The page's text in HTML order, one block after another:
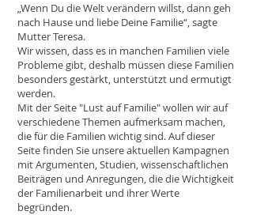
„Wenn Du die Welt verändern willst, dann geh
nach Hause und liebe Deine Familie“, sagte
Mutter Teresa.
Wir wissen, dass es in manchen Familien viele
Probleme gibt, deshalb müssen diese Familien
besonders gestärkt, unterstützt und ermutigt
werden.
Mit der Seite "Lust auf Familie" wollen wir auf
verschiedene Themen aufmerksam machen,
die für die Familien wichtig sind. Auf dieser
Seite finden Sie unsere aktuellen Kampagnen
mit Argumenten, Studien, wissenschaftlichen
Beiträgen und Anregungen, die die Wichtigkeit
der Familienarbeit und ihrer Werte
begründen.